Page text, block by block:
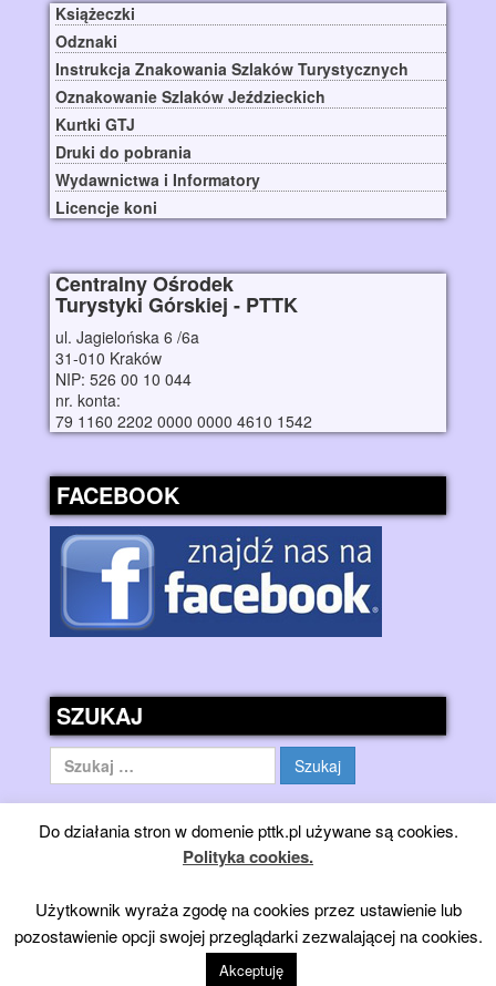
Książeczki
Odznaki
Instrukcja Znakowania Szlaków Turystycznych
Oznakowanie Szlaków Jeździeckich
Kurtki GTJ
Druki do pobrania
Wydawnictwa i Informatory
Licencje koni
Centralny Ośrodek
Turystyki Górskiej - PTTK
ul. Jagielońska 6 /6a
31-010 Kraków
NIP: 526 00 10 044
nr. konta:
79 1160 2202 0000 0000 4610 1542
FACEBOOK
SZUKAJ
Szukaj:
© 2026Górska Turystyka Jeździecka PTTK - 2023
↑
Do działania stron w domenie pttk.pl używane są cookies.
Polityka cookies.
Użytkownik wyraża zgodę na cookies przez ustawienie lub
pozostawienie opcji swojej przeglądarki zezwalającej na cookies.
Akceptuję